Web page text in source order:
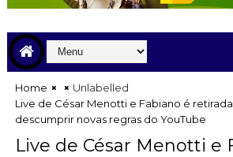
Home
Unlabelled
Live de César Menotti e Fabiano é
descumprir novas regras do YouTube
Live de César Menotti e